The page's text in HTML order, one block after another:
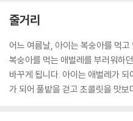
줄거리
어느 여름날, 아이는 복숭아를 먹
복숭아를 먹는 애벌레를 부러워하
바꾸게 됩니다. 아이는 애벌레가
가 되어 풀밭을 걷고 초콜릿을 맛보